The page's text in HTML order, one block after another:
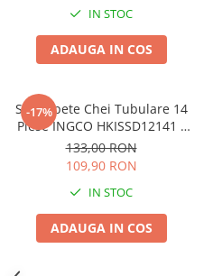
Seminte telina
Seminte varza
Seminte Vinete
Verdeturi
Seminte Legume Profesionale
Seminte pentru germinare
Seminte trifoi
Pesticide
Adjuvant
BIO
IN STOC
ADAUGA IN COS
-17%
Set Capete Chei Tubulare 14
Piese INGCO HKISSD12141 -
Prindere 1/2 Inch
133,00 RON
109,90 RON
IN STOC
ADAUGA IN COS